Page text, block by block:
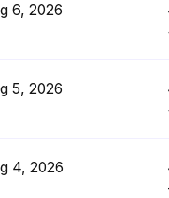
6, 2026
5, 2026
4, 2026